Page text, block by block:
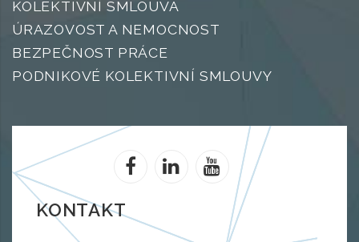
KOLEKTIVNÍ SMLOUVA
ÚRAZOVOST A NEMOCNOST
BEZPEČNOST PRÁCE
PODNIKOVÉ KOLEKTIVNÍ SMLOUVY
KONTAKT